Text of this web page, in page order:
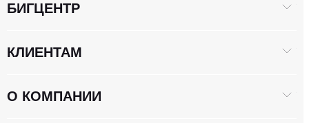
БИГЦЕНТР
КЛИЕНТАМ
О КОМПАНИИ